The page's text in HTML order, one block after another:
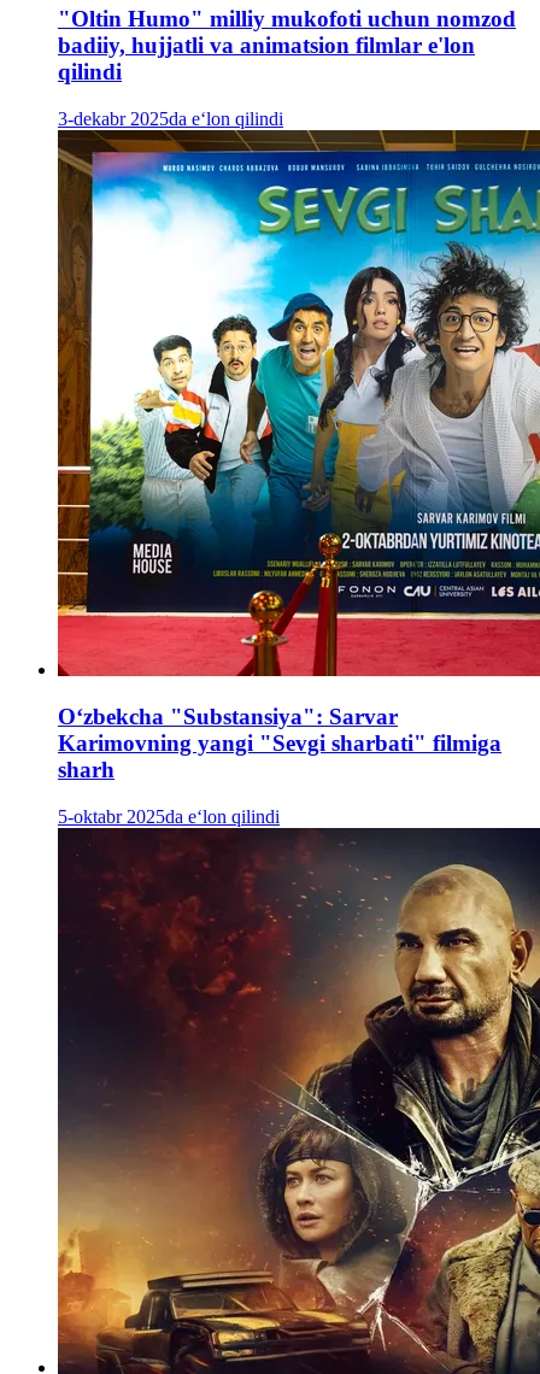
"Oltin Humo" milliy mukofoti uchun nomzod
badiiy, hujjatli va animatsion filmlar e'lon
qilindi
3-dekabr 2025da e‘lon qilindi
Oʻzbekcha "Substansiya": Sarvar
Karimovning yangi "Sevgi sharbati" filmiga
sharh
5-oktabr 2025da e‘lon qilindi